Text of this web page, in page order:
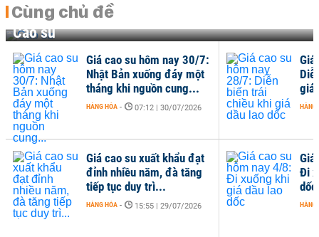
Cùng chủ đề
Cao su
Đi
dốc
HÀNG
Giá cao su hôm nay 30/7:
Nhật Bản xuống đáy một
tháng khi nguồn cung...
HÀNG HÓA - 07:12 | 30/07/2026
Giá cao su xuất khẩu đạt
đỉnh nhiều năm, đà tăng
tiếp tục duy trì...
HÀNG HÓA - 15:55 | 29/07/2026
giá
HÀNG